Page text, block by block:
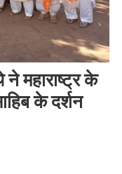
महाराष्ट्र के
के दर्शन